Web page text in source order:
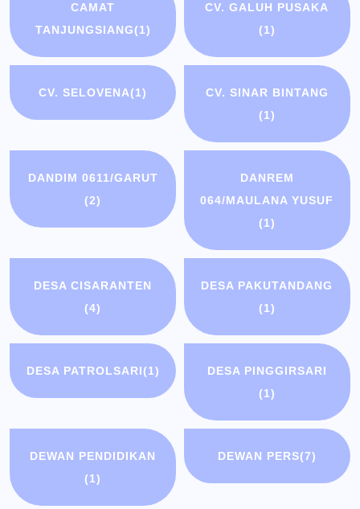
CAMAT
TANJUNGSIANG(1)
CV. GALUH PUSAKA
(1)
CV. SELOVENA(1)
CV. SINAR BINTANG
(1)
DANDIM 0611/GARUT
(2)
DANREM
064/MAULANA YUSUF
(1)
DESA CISARANTEN
(4)
DESA PAKUTANDANG
(1)
DESA PATROLSARI(1)
DESA PINGGIRSARI
(1)
DEWAN PENDIDIKAN
(1)
DEWAN PERS(7)